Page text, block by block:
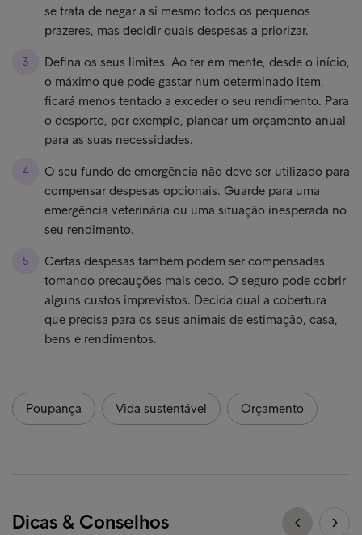
se trata de negar a si mesmo todos os pequenos
prazeres, mas decidir quais despesas a priorizar.
Defina os seus limites. Ao ter em mente, desde o início,
o máximo que pode gastar num determinado item,
ficará menos tentado a exceder o seu rendimento. Para
o desporto, por exemplo, planear um orçamento anual
para as suas necessidades.
O seu fundo de emergência não deve ser utilizado para
compensar despesas opcionais. Guarde para uma
emergência veterinária ou uma situação inesperada no
seu rendimento.
Certas despesas também podem ser compensadas
tomando precauções mais cedo. O seguro pode cobrir
alguns custos imprevistos. Decida qual a cobertura
que precisa para os seus animais de estimação, casa,
bens e rendimentos.
Poupança Vida sustentável Orçamento
Dicas & Conselhos